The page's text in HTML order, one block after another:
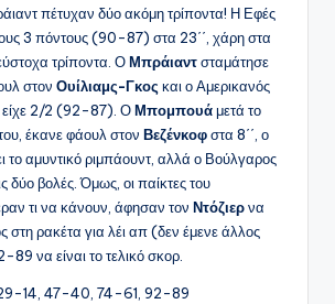
πέτυχαν δύο ακόμη τρίποντα! Η Εφές
3 πόντους (90-87) στα 23΄΄, χάρη στα
τρίποντα. ΟΜπράιαντσταμάτησε
στον Ουίλιαμς-Γκος και ο Αμερικανός
είχε 2/2 (92-87). ΟΜπομπουάμετά το
έκανε φάουλ στον Βεζένκοφστα 8΄΄, ο
το αμυντικό ριμπάουντ, αλλά ο Βούλγαρος
δύο βολές. Όμως, οι παίκτες του
τι να κάνουν, άφησαν τον Ντόζιερνα
στη ρακέτα για λέι απ (δεν έμενε άλλος
89 να είναι το τελικό σκορ.
14, 47-40, 74-61, 92-89